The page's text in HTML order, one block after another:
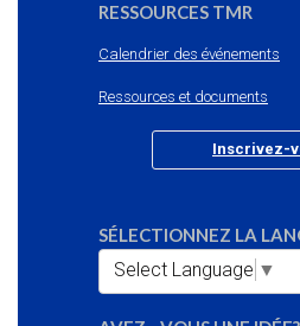
RESSOURCES TMR
Calendrier des événements
Ressources et documents
Inscrivez-
SÉLECTIONNEZ LA
Select Language ▼